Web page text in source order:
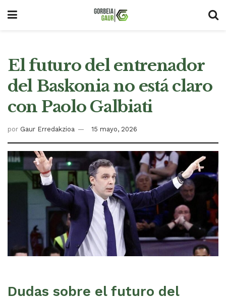
El futuro del entrenador
del Baskonia no está claro
con Paolo Galbiati
por Gaur Erredakzioa 15 mayo, 2026
Dudas sobre el futuro del